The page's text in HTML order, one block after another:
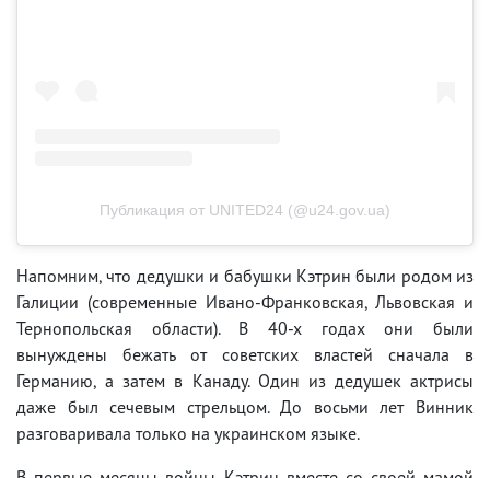
Публикация от UNITED24 (@u24.gov.ua)
Напомним, что дедушки и бабушки Кэтрин были родом из
Галиции (современные Ивано-Франковская, Львовская и
Тернопольская области). В 40-х годах они были
вынуждены бежать от советских властей сначала в
Германию, а затем в Канаду. Один из дедушек актрисы
даже был сечевым стрельцом. До восьми лет Винник
разговаривала только на украинском языке.